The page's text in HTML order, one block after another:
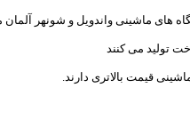
های ماشینی واندویل و شونهر آلمان
تولید می کنند
قیمت بالاتری دارند.